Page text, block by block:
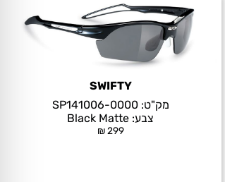
SWIFTY
מק"ט:SP141006-0000
צבע: Black Matte
₪299